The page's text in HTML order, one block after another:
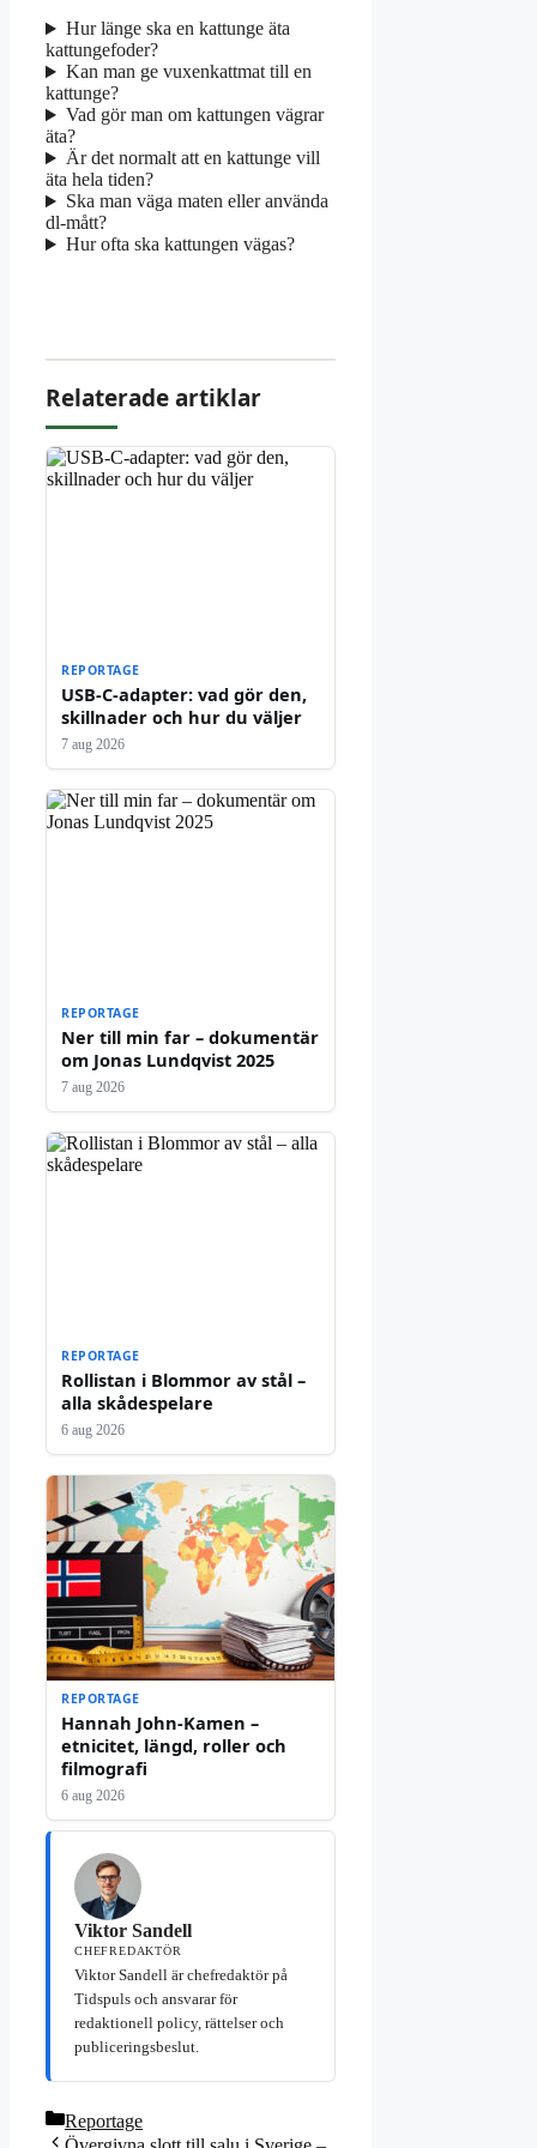
Hur länge ska en kattunge äta
kattungefoder?
Kan man ge vuxenkattmat till en
kattunge?
Vad gör man om kattungen vägrar
äta?
Är det normalt att en kattunge vill
äta hela tiden?
Ska man väga maten eller använda
dl-mått?
Hur ofta ska kattungen vägas?
Relaterade artiklar
REPORTAGE
USB-C-adapter: vad gör den,
skillnader och hur du väljer
7 aug 2026
REPORTAGE
Ner till min far – dokumentär
om Jonas Lundqvist 2025
7 aug 2026
REPORTAGE
Rollistan i Blommor av stål –
alla skådespelare
6 aug 2026
REPORTAGE
Hannah John-Kamen –
etnicitet, längd, roller och
filmografi
6 aug 2026
Viktor Sandell
CHEFREDAKTÖR
Viktor Sandell är chefredaktör på
Tidspuls och ansvarar för
redaktionell policy, rättelser och
publiceringsbeslut.
Kategorier
Reportage